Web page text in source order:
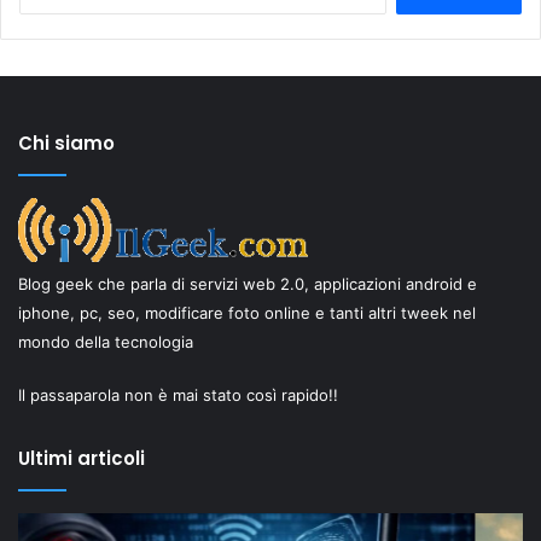
Chi siamo
Blog geek che parla di servizi web 2.0, applicazioni android e
iphone, pc, seo, modificare foto online e tanti altri tweek nel
mondo della tecnologia
Il passaparola non è mai stato così rapido!!
Ultimi articoli